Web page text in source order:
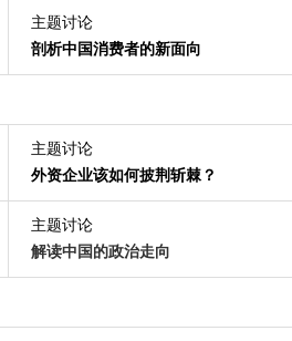
主题讨论
剖析中国消费者的新面向
主题讨论
外资企业该如何披荆斩棘？
主题讨论
解读中国的政治走向